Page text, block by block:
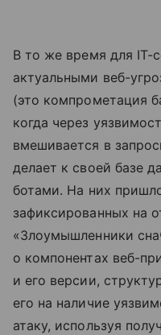
В то же время для IT-
актуальными веб-
(это компрометация
когда через
вмешивается в
делает к своей базе
ботами. На них
зафиксированных на
«Злоумышленники
о компонентах веб-
и его версии,
его на наличие
атаку, используя